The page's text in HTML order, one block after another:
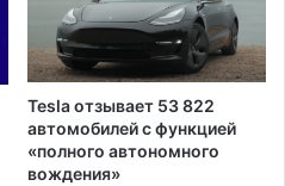
Tesla отзывает 53 822
автомобилей с функцией
«полного автономного
вождения»